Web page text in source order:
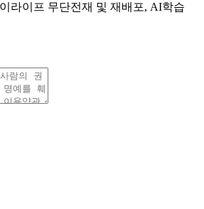
라이프 무단전재 및 재배포, AI학습